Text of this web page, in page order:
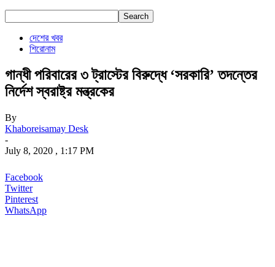
দেশের খবর
শিরোনাম
গান্ধী পরিবারের ৩ ট্রাস্টের বিরুদ্ধে ‘সরকারি’ তদন্তের
নির্দেশ স্বরাষ্ট্র মন্ত্রকের
By
Khaboreisamay Desk
-
July 8, 2020 , 1:17 PM
Facebook
Twitter
Pinterest
WhatsApp